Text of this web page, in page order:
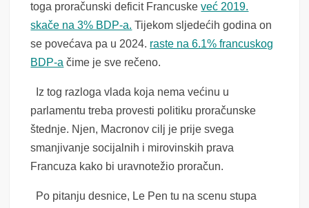
toga proračunski deficit Francuskeveć 2019.
skače na 3% BDP-a. Tijekom sljedećih godina on
se povećava pa u 2024. raste na 6.1% francuskog
BDP-a čime je sve rečeno.
Iz tog razloga vlada koja nema većinu u
parlamentu treba provesti politiku proračunske
štednje. Njen, Macronov cilj je prije svega
smanjivanje socijalnih i mirovinskih prava
Francuza kako bi uravnotežio proračun.
Po pitanju desnice, Le Pen tu na scenu stupa